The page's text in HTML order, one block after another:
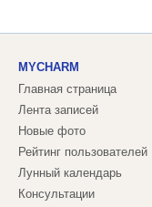
MYCHARM
Главная страница
Лента записей
Новые фото
Рейтинг пользователей
Лунный календарь
Консультации